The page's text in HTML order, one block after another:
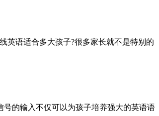
英语适合多大孩子?很多家长就不是特别的
的输入不仅可以为孩子培养强大的英语语